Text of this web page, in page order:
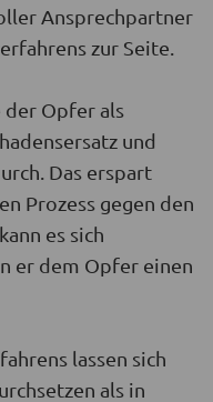
Ansprechpartner
zur Seite.
der Opfer als
und
Das erspart
Prozess gegen den
es sich
er dem Opfer einen
lassen sich
als in